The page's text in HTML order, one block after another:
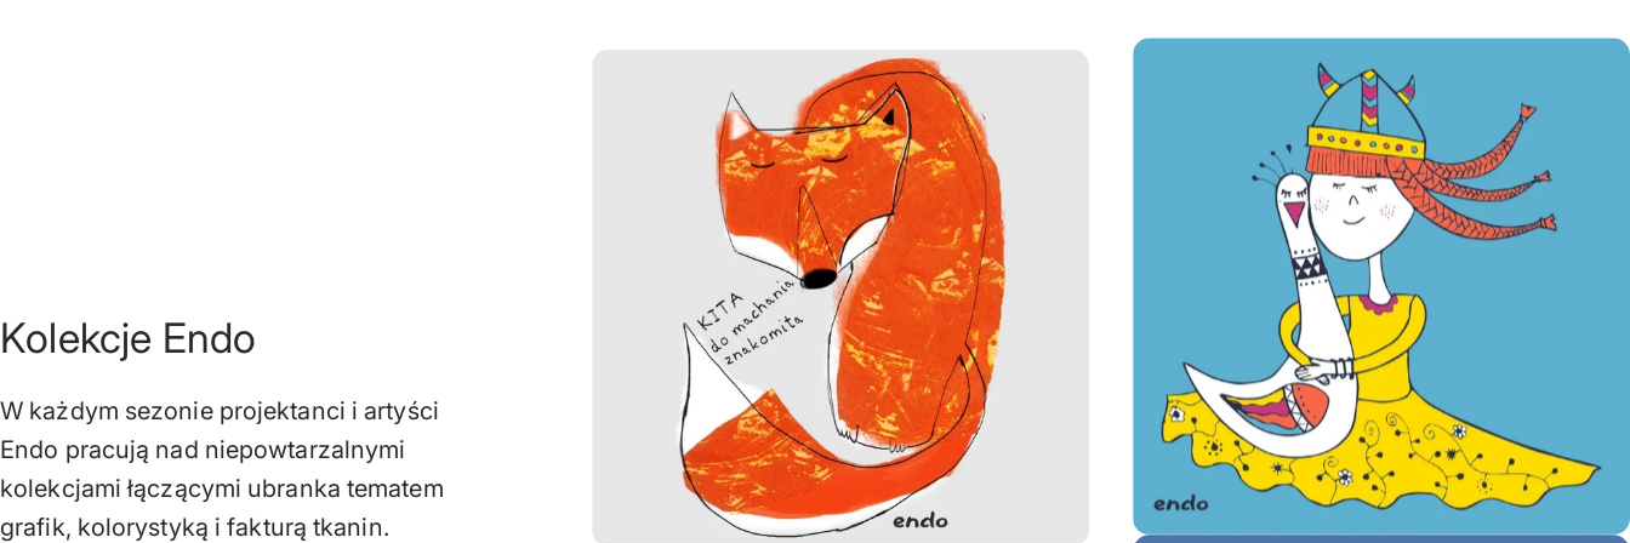
Kolekcje Endo
W każdym sezonie projektanci i artyści
Endo pracują nad niepowtarzalnymi
kolekcjami łączącymi ubranka tematem
grafik, kolorystyką i fakturą tkanin.